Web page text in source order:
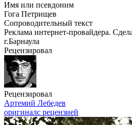
Имя или псевдоним
Гога Петрищев
Сопроводительный текст
Реклама интернет-провайдера.
г.Барнаула
Рецензировал
Рецензировал
Артемий Лебедев
оригиналс рецензией